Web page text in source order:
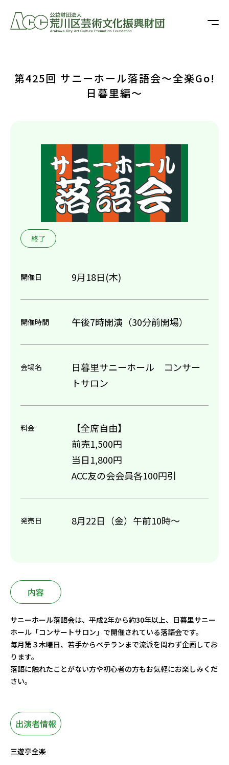
第425回 サニーホール落語会～全楽Go!
日暮里編～
終了
開催日 9月18日(木)
開催時間 午後7時開演（30分前開場）
会場名
日暮里サニーホール コンサー
トサロン
料金
【全席自由】
前売1,500円
当日1,800円
ACC友の会会員各100円引
発売日 8月22日（金）午前10時～
内容
サニーホール落語会は、平成2年から約30年以上、日暮里サニー
ホール「コンサートサロン」で開催されている落語会です。
毎月第３木曜日、若手からベテランまで流派を問わず企画してお
ります。
落語に触れたことがない方や初心者の方もお気軽にお楽しみくだ
さい。
出演者情報
三遊亭全楽